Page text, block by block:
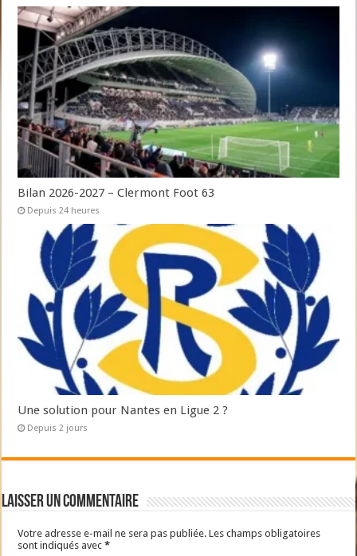
Bilan 2026-2027 – Clermont Foot 63
Depuis 24 heures
Une solution pour Nantes en Ligue 2 ?
Depuis 2 jours
Laisser un commentaire
Votre adresse e-mail ne sera pas publiée. Les champs obligatoires
sont indiqués avec*